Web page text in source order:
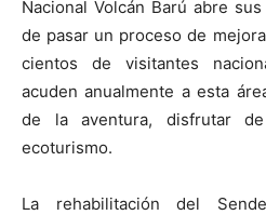
Nacional Volcán Barú abre
de pasar un proceso de
cientos de visitantes
acuden anualmente a esta
de la aventura, disfrutar
ecoturismo.
La rehabilitación del